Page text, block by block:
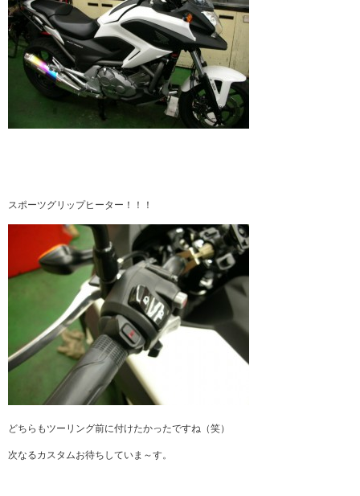
スポーツグリップヒーター！！！
どちらもツーリング前に付けたかったですね（笑）
次なるカスタムお待ちしていま～す。